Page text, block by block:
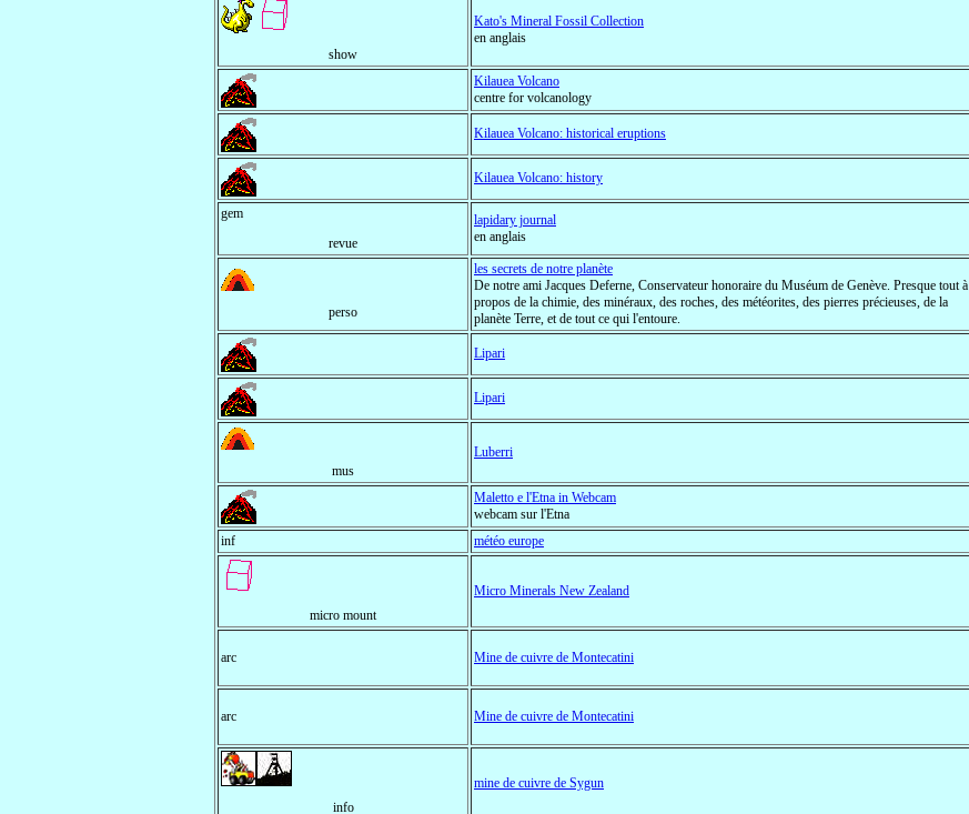
show
Kato's Mineral Fossil Collection
en anglais
Kilauea Volcano
centre for volcanology
Kilauea Volcano: historical eruptions
Kilauea Volcano: history
gem
revue
lapidary journal
en anglais
perso
les secrets de notre planète
De notre ami Jacques Deferne, Conservateur honoraire du Muséum de Genève. Presque tout à
propos de la chimie, des minéraux, des roches, des météorites, des pierres précieuses, de la
planète Terre, et de tout ce qui l'entoure.
Lipari
Lipari
mus
Luberri
Maletto e l'Etna in Webcam
webcam sur l'Etna
inf
météo europe
micro mount
Micro Minerals New Zealand
arc Mine de cuivre de Montecatini
arc Mine de cuivre de Montecatini
info
mine de cuivre de Sygun